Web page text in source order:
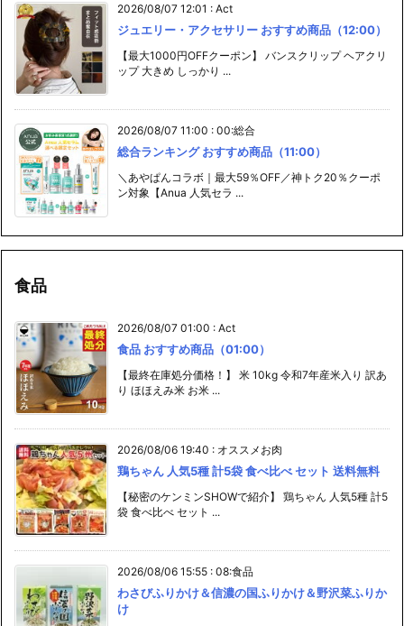
2026/08/07 12:01 : Act
ジュエリー・アクセサリー おすすめ商品（12:00）
【最大1000円OFFクーポン】 バンスクリップ ヘアクリ
ップ 大きめ しっかり ...
2026/08/07 11:00 : 00:総合
総合ランキング おすすめ商品（11:00）
＼あやぱんコラボ｜最大59％OFF／神トク20％クーポ
ン対象【Anua 人気セラ ...
食品
2026/08/07 01:00 : Act
食品 おすすめ商品（01:00）
【最終在庫処分価格！】 米 10kg 令和7年産米入り 訳あ
り ほほえみ米 お米 ...
2026/08/06 19:40 : オススメお肉
鶏ちゃん 人気5種 計5袋 食べ比べ セット 送料無料
【秘密のケンミンSHOWで紹介】 鶏ちゃん 人気5種 計5
袋 食べ比べ セット ...
2026/08/06 15:55 : 08:食品
わさびふりかけ＆信濃の国ふりかけ＆野沢菜ふりか
け